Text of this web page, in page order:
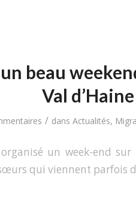
beau
Val d’Haine
/ dans Actualités,
organisé un week-end
qui viennent parfois